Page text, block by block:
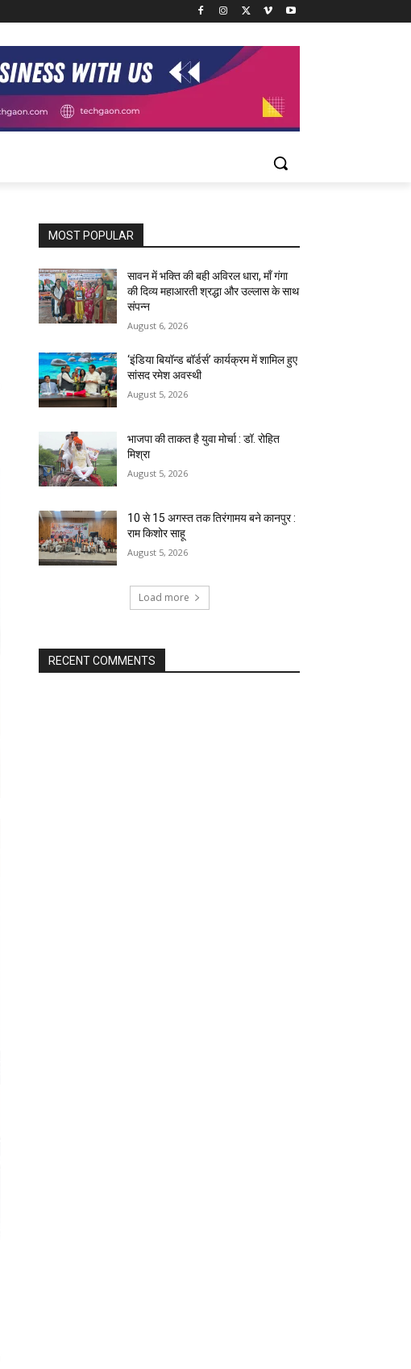
MOST POPULAR
सावन में भक्ति की बही अविरल धारा, माँ गंगा
की दिव्य महाआरती श्रद्धा और उल्लास के साथ
संपन्न
August 6, 2026
‘इंडिया बियॉन्ड बॉर्डर्स’ कार्यक्रम में शामिल हुए
सांसद रमेश अवस्थी
August 5, 2026
भाजपा की ताकत है युवा मोर्चा : डॉ. रोहित
मिश्रा
August 5, 2026
10 से 15 अगस्त तक तिरंगामय बने कानपुर :
राम किशोर साहू
August 5, 2026
Load more
RECENT COMMENTS